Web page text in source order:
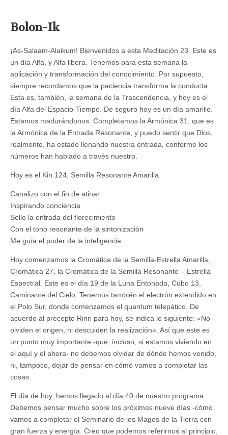
Bolon-Ik
¡As-Salaam-Alaikum! Bienvenidos a esta Meditación 23. Este es
un día Alfa, y Alfa libera. Tenemos para esta semana la
aplicación y transformación del conocimiento. Por supuesto,
siempre recordamos que la paciencia transforma la conducta.
Esta es, también, la semana de la Trascendencia, y hoy es el
día Alfa del Espacio-Tiempo. De seguro hoy es un día amarillo.
Estamos madurándonos. Completamos la Armónica 31, que es
la Armónica de la Entrada Resonante, y puedo sentir que Dios,
realmente, ha estado llenando nuestra entrada, conforme los
números han hablado a través nuestro.
Hoy es el Kin 124, Semilla Resonante Amarilla.
Canalizo con el fin de atinar
Inspirando conciencia
Sello la entrada del florecimiento
Con el tono resonante de la sintonización
Me guía el poder de la inteligencia
Hoy comenzamos la Cromática de la Semilla-Estrella Amarilla,
Cromática 27, la Cromática de la Semilla Resonante – Estrella
Espectral. Este es el día 19 de la Luna Entonada, Cubo 13,
Caminante del Cielo. Tenemos también el electrón extendido en
el Polo Sur, donde comenzamos el quantum telepático. De
acuerdo al precepto Rinri para hoy, se indica lo siguiente: «No
olviden el origen, ni descuiden la realización». Así que este es
un punto muy importante -que, incluso, si estamos viviendo en
el aquí y el ahora- no debemos olvidar de dónde hemos venido,
ni, tampoco, dejar de pensar en cómo vamos a completar las
cosas.
El día de hoy, hemos llegado al día 40 de nuestro programa.
Debemos pensar mucho sobre los próximos nueve días -cómo
vamos a completar el Seminario de los Magos de la Tierra con
gran fuerza y energía. Creo que podemos referirnos al principio,